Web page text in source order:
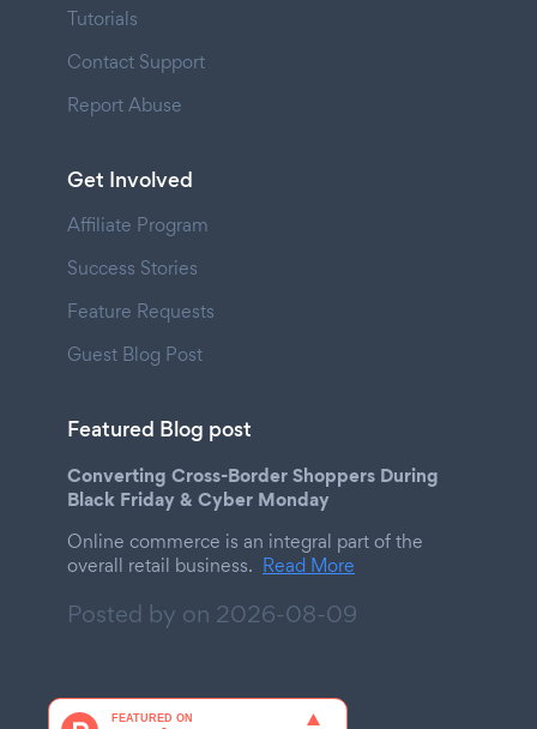
Tutorials
Contact Support
Report Abuse
Get Involved
Affiliate Program
Success Stories
Feature Requests
Guest Blog Post
Featured Blog post
Converting Cross-Border Shoppers During
Black Friday & Cyber Monday
Online commerce is an integral part of the
overall retail business. Read More
Posted by on 2026-08-09